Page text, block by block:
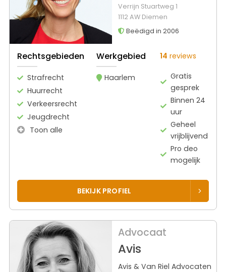
Verrijn Stuartweg 1
1112 AW Diemen
Beëdigd in 2006
Rechtsgebieden
Strafrecht
Huurrecht
Verkeersrecht
Jeugdrecht
Toon alle
Werkgebied
Haarlem
14 reviews
Gratis
gesprek
Binnen 24
uur
Geheel
vrijblijvend
Pro deo
mogelijk
BEKIJK PROFIEL
Advocaat
Avis
Avis & Van Riel Advocaten